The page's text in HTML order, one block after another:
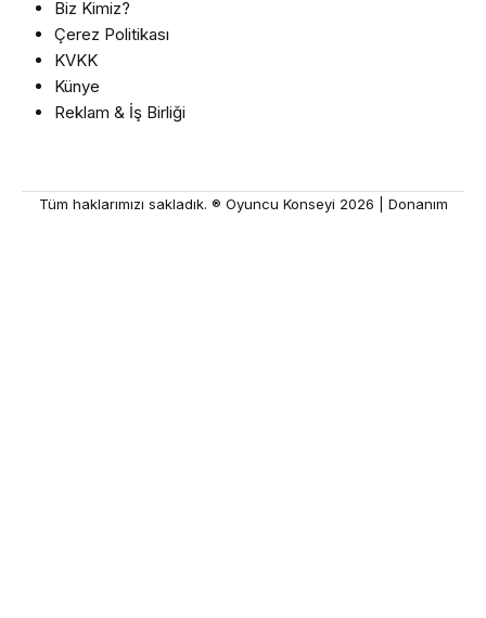
Biz Kimiz?
Çerez Politikası
KVKK
Künye
Reklam & İş Birliği
Tüm haklarımızı sakladık. ® Oyuncu Konseyi 2026 | Donanım